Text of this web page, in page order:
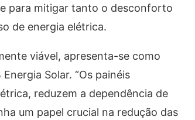
para mitigar tanto o desconforto
de energia elétrica.
viável, apresenta-se como
Solar. “Os painéis
reduzem a dependência de
um papel crucial na redução das